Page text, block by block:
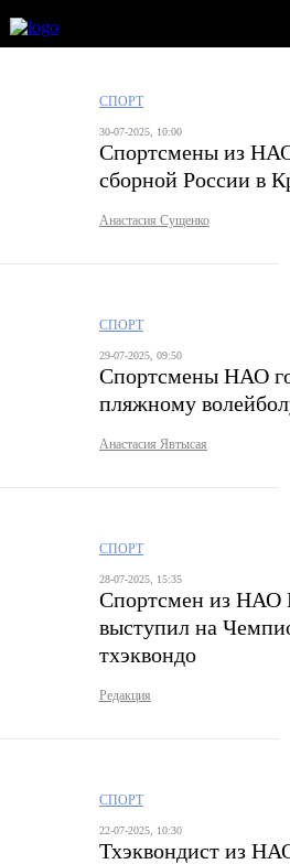
СПОРТ
30-07-2025, 10:00
Спортсмены из
сборной России в
Анастасия Сущенко
СПОРТ
29-07-2025, 09:50
Спортсмены НАО
пляжному
Анастасия Явтысая
СПОРТ
28-07-2025, 15:35
Спортсмен из НАО
выступил на
тхэквондо
Редакция
СПОРТ
22-07-2025, 10:30
Тхэквондист из